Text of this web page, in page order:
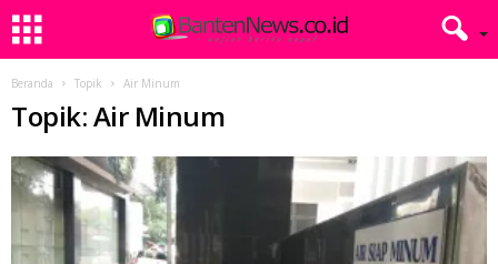
Beranda Topik Air Minum
Topik: Air Minum